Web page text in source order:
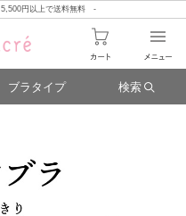
円以上で送料無料 -
ブラタイプ 検索